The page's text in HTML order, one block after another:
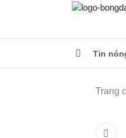
Tin
Trang